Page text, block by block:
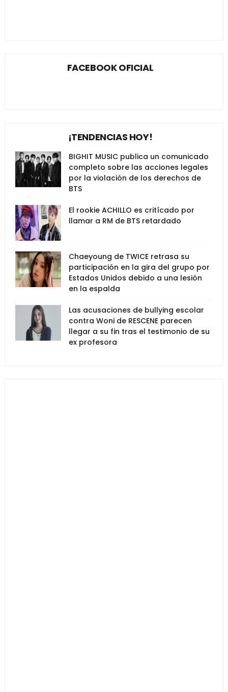
FACEBOOK OFICIAL
¡TENDENCIAS HOY!
BIGHIT MUSIC publica un comunicado
completo sobre las acciones legales
por la violación de los derechos de
BTS
El rookie ACHILLO es critícado por
llamar a RM de BTS retardado
Chaeyoung de TWICE retrasa su
participación en la gira del grupo por
Estados Unidos debido a una lesión
en la espalda
Las acusaciones de bullying escolar
contra Woni de RESCENE parecen
llegar a su fin tras el testimonio de su
ex profesora